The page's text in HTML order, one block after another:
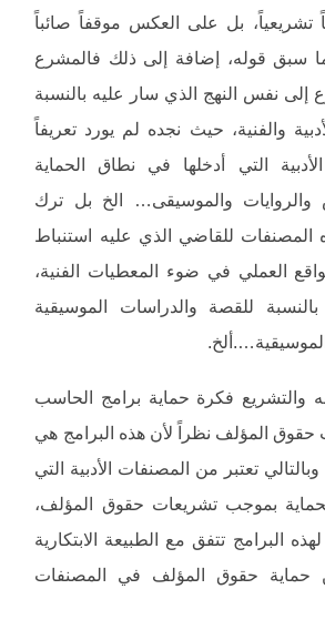
تشريعياً، بل على العكس موقفاً صائباً
سبق قوله، إضافة إلى ذلك فالمشرع
نفس النهج الذي سار عليه بالنسبة
والفنية، حيث نجده لم يورد تعريفاً
التي أدخلها في نطاق الحماية
والروايات والموسيقى… الخ بل ترك
المصنفات للقاضي الذي عليه استنباط
العملي في ضوء المعطيات الفنية،
بالنسبة للقصة والدراسات الموسيقية
والتشريع فكرة حماية برامج الحاسب
المؤلف نظراً لأن هذه البرامج هي
وبالتالي تعتبر من المصنفات الأدبية التي
بموجب تشريعات حقوق المؤلف،
لهذه البرامج تتفق مع الطبيعة الابتكارية
حماية حقوق المؤلف في المصنفات